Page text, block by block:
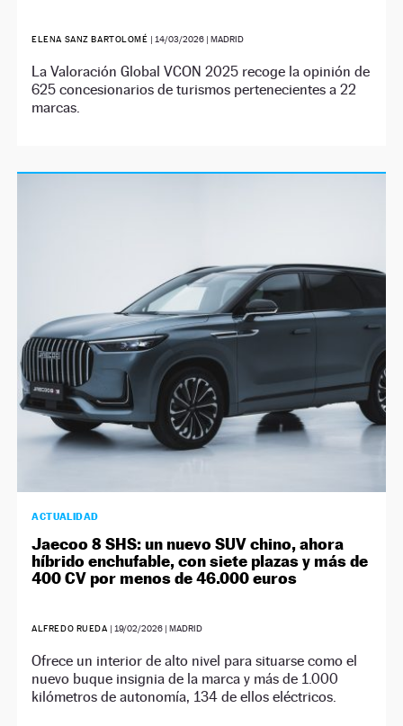
ELENA SANZ BARTOLOMÉ | 14/03/2026 | MADRID
La Valoración Global VCON 2025 recoge la opinión de
625 concesionarios de turismos pertenecientes a 22
marcas.
ACTUALIDAD
Jaecoo 8 SHS: un nuevo SUV chino, ahora
híbrido enchufable, con siete plazas y más de
400 CV por menos de 46.000 euros
ALFREDO RUEDA | 19/02/2026 | MADRID
Ofrece un interior de alto nivel para situarse como el
nuevo buque insignia de la marca y más de 1.000
kilómetros de autonomía, 134 de ellos eléctricos.